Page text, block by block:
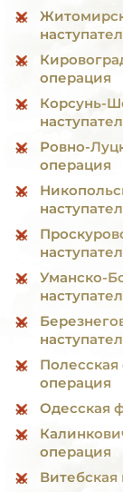
операция
Корсунь-
Ровно-
операция
Уманско-
Полесская
операция
Одесская
операция
Витебская